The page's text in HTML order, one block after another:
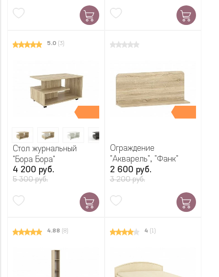
5.0 (3)
Стол журнальный
"Бора Бора"
4 200 руб.
5 300 руб.
Ограждение
"Акварель", "Фанк"
2 600 руб.
3 200 руб.
4.88 (8) 4 (1)